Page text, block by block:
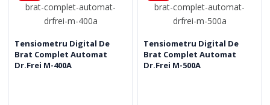
Tensiometru Digital De
Brat Complet Automat
Dr.Frei M-400A
Tensiometru Digital De
Brat Complet Automat
Dr.Frei M-500A